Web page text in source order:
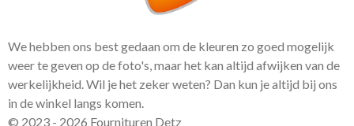
We hebben ons best gedaan om de kleuren zo goed mogelijk
weer te geven op de foto's, maar het kan altijd afwijken van de
werkelijkheid. Wil je het zeker weten? Dan kun je altijd bij ons
in de winkel langs komen.
© 2023 - 2026 Fournituren Detz